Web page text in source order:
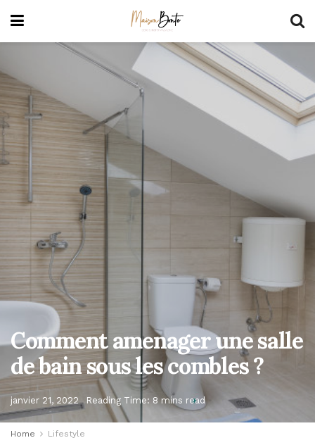
Comment amenager une salle
de bain sous les combles ?
janvier 21, 2022 Reading Time: 8 mins read
Home Lifestyle